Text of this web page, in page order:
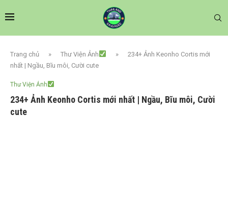
Trang chủ » Thư Viện Ảnh »
234+ Ảnh Keonho Cortis mới
nhất | Ngầu, Bĩu môi, Cười cute
Thư Viện Ảnh
234+ Ảnh Keonho Cortis mới nhất | Ngầu, Bĩu môi, Cười
cute